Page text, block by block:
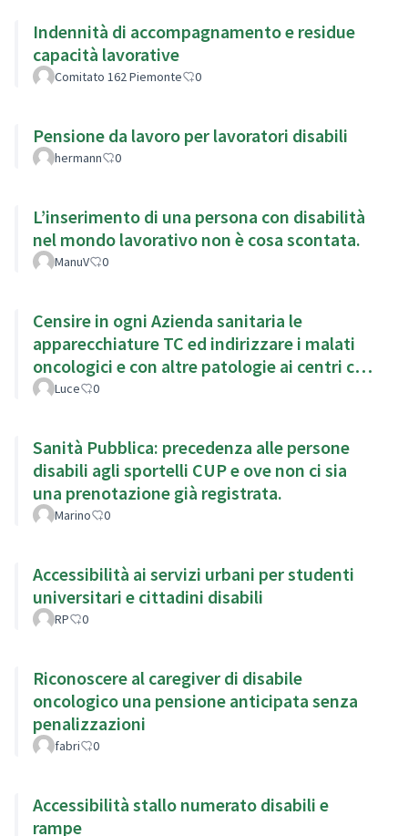
Indennità di accompagnamento e residue
capacità lavorative
Comitato 162 Piemonte 0
Pensione da lavoro per lavoratori disabili
hermann 0
L’inserimento di una persona con disabilità
nel mondo lavorativo non è cosa scontata.
ManuV 0
Censire in ogni Azienda sanitaria le
apparecchiature TC ed indirizzare i malati
oncologici e con altre patologie ai centri con
TC di ultima generazion
Luce 0
Sanità Pubblica: precedenza alle persone
disabili agli sportelli CUP e ove non ci sia
una prenotazione già registrata.
Marino 0
Accessibilità ai servizi urbani per studenti
universitari e cittadini disabili
RP 0
Riconoscere al caregiver di disabile
oncologico una pensione anticipata senza
penalizzazioni
fabri 0
Accessibilità stallo numerato disabili e
rampe